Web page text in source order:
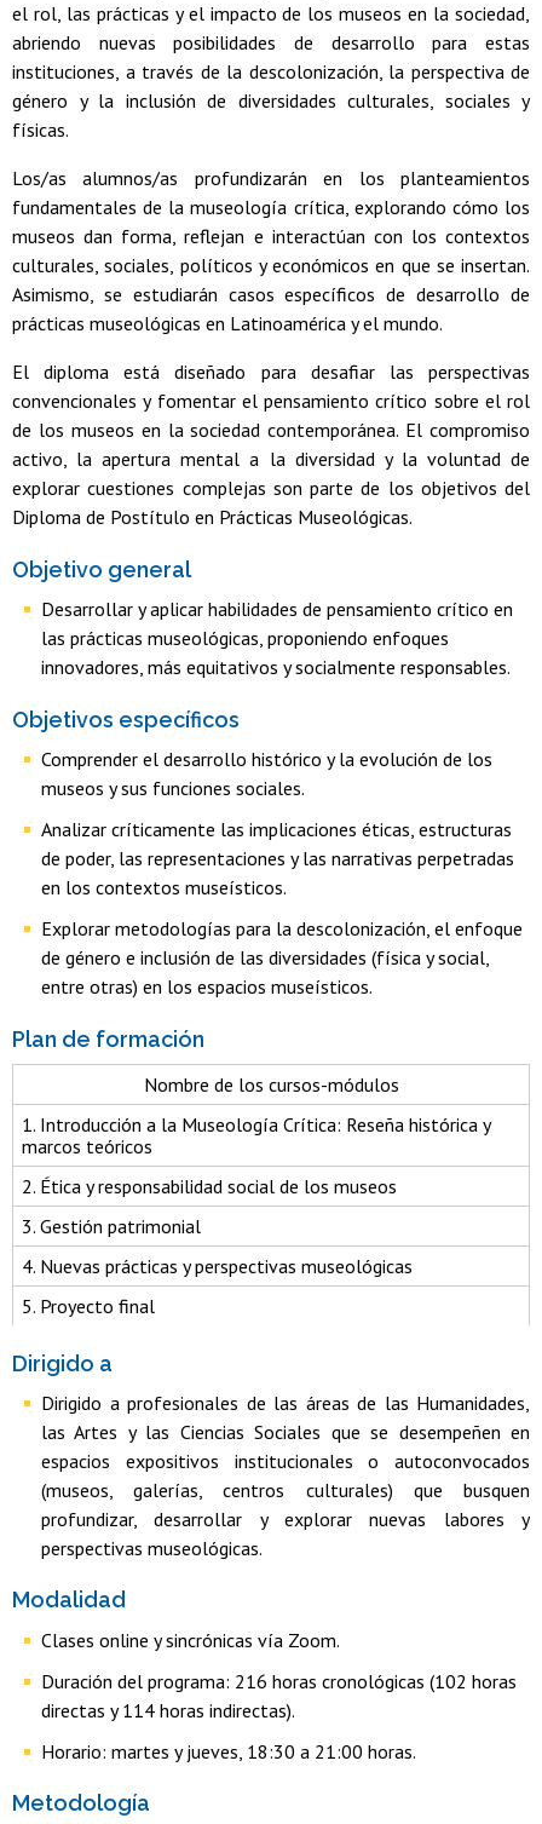
el rol, las prácticas y el impacto de los museos en la sociedad,
abriendo nuevas posibilidades de desarrollo para estas
instituciones, a través de la descolonización, la perspectiva de
género y la inclusión de diversidades culturales, sociales y
físicas.
Los/as alumnos/as profundizarán en los planteamientos
fundamentales de la museología crítica, explorando cómo los
museos dan forma, reflejan e interactúan con los contextos
culturales, sociales, políticos y económicos en que se insertan.
Asimismo, se estudiarán casos específicos de desarrollo de
prácticas museológicas en Latinoamérica y el mundo.
El diploma está diseñado para desafiar las perspectivas
convencionales y fomentar el pensamiento crítico sobre el rol
de los museos en la sociedad contemporánea. El compromiso
activo, la apertura mental a la diversidad y la voluntad de
explorar cuestiones complejas son parte de los objetivos del
Diploma de Postítulo en Prácticas Museológicas.
Objetivo general
Desarrollar y aplicar habilidades de pensamiento crítico en
las prácticas museológicas, proponiendo enfoques
innovadores, más equitativos y socialmente responsables.
Objetivos específicos
Comprender el desarrollo histórico y la evolución de los
museos y sus funciones sociales.
Analizar críticamente las implicaciones éticas, estructuras
de poder, las representaciones y las narrativas perpetradas
en los contextos museísticos.
Explorar metodologías para la descolonización, el enfoque
de género e inclusión de las diversidades (física y social,
entre otras) en los espacios museísticos.
Plan de formación
Nombre de los cursos-módulos
1. Introducción a la Museología Crítica: Reseña histórica y
marcos teóricos
2. Ética y responsabilidad social de los museos
3. Gestión patrimonial
4. Nuevas prácticas y perspectivas museológicas
5. Proyecto final
Dirigido a
Dirigido a profesionales de las áreas de las Humanidades,
las Artes y las Ciencias Sociales que se desempeñen en
espacios expositivos institucionales o autoconvocados
(museos, galerías, centros culturales) que busquen
profundizar, desarrollar y explorar nuevas labores y
perspectivas museológicas.
Modalidad
Clases online y sincrónicas vía Zoom.
Duración del programa: 216 horas cronológicas (102 horas
directas y 114 horas indirectas).
Horario: martes y jueves, 18:30 a 21:00 horas.
Metodología